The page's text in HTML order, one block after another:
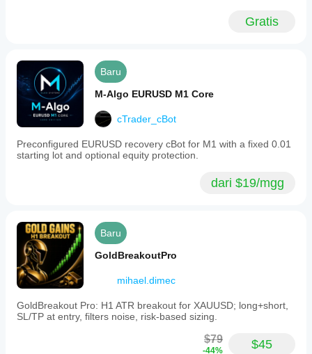
Gratis
Baru
M-Algo EURUSD M1 Core
cTrader_cBot
Preconfigured EURUSD recovery cBot for M1 with a fixed 0.01
starting lot and optional equity protection.
dari $19/mgg
Baru
GoldBreakoutPro
mihael.dimec
GoldBreakout Pro: H1 ATR breakout for XAUUSD; long+short,
SL/TP at entry, filters noise, risk-based sizing.
$79
-44% $45